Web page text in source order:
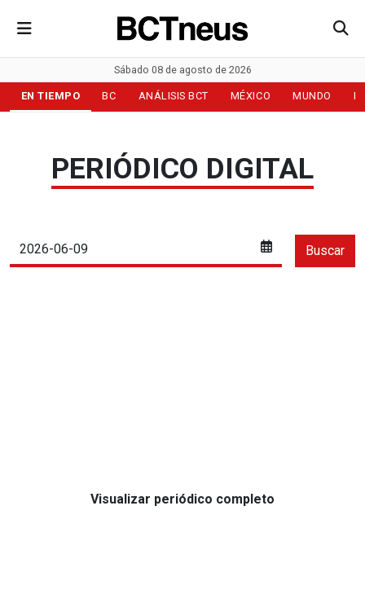
Sábado 08 de agosto de 2026
EN TIEMPO BC ANÁLISIS BCT MÉXICO MUNDO
PERIÓDICO DIGITAL
Visualizar periódico completo